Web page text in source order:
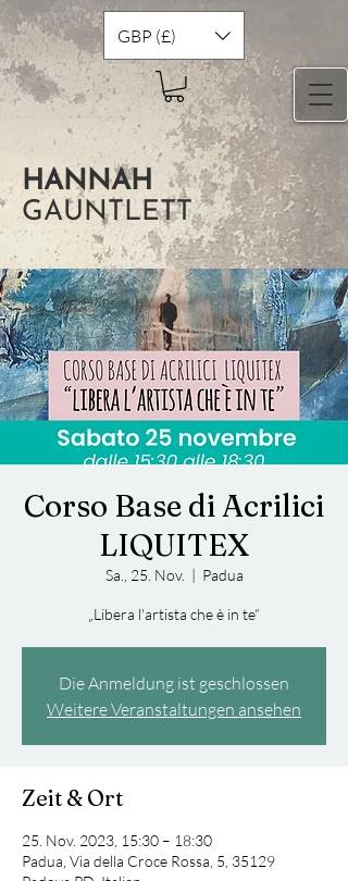
GBP (£)
HANNAH
GAUNTLETT
Corso Base di Acrilici
LIQUITEX
Sa., 25. Nov.
  |
Padua
„Libera l'artista che è in te“
Die Anmeldung ist geschlossen
Weitere Veranstaltungen ansehen
Zeit & Ort
25. Nov. 2023, 15:30 – 18:30
Padua, Via della Croce Rossa, 5, 35129